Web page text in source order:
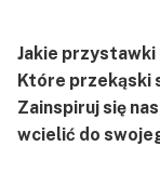
Jakie przystawki
Które przekąski
Zainspiruj się
wcielić do